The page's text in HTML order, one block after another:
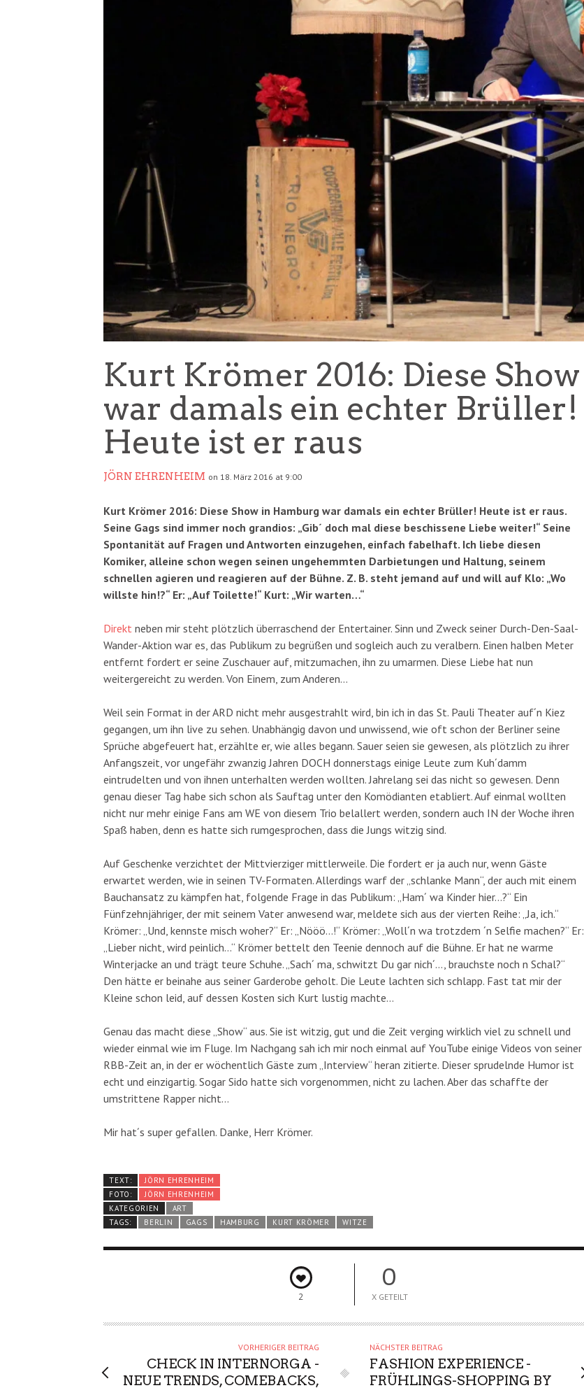
Kurt Krömer 2016: Diese Show
war damals ein echter Brüller!
Heute ist er raus
JÖRN EHRENHEIM on 18. März 2016 at 9:00
Kurt Krömer 2016: Diese Show in Hamburg war damals ein echter Brüller! Heute ist er raus.
Seine Gags sind immer noch grandios: „Gib´ doch mal diese beschissene Liebe weiter!“ Seine
Spontanität auf Fragen und Antworten einzugehen, einfach fabelhaft. Ich liebe diesen
Komiker, alleine schon wegen seinen ungehemmten Darbietungen und Haltung, seinem
schnellen agieren und reagieren auf der Bühne. Z. B. steht jemand auf und will auf Klo: „Wo
willste hin!?“ Er: „Auf Toilette!“ Kurt: „Wir warten…“
Direkt neben mir steht plötzlich überraschend der Entertainer. Sinn und Zweck seiner Durch-Den-Saal-
Wander-Aktion war es, das Publikum zu begrüßen und sogleich auch zu veralbern. Einen halben Meter
entfernt fordert er seine Zuschauer auf, mitzumachen, ihn zu umarmen. Diese Liebe hat nun
weitergereicht zu werden. Von Einem, zum Anderen…
Weil sein Format in der ARD nicht mehr ausgestrahlt wird, bin ich in das St. Pauli Theater auf´n Kiez
gegangen, um ihn live zu sehen. Unabhängig davon und unwissend, wie oft schon der Berliner seine
Sprüche abgefeuert hat, erzählte er, wie alles begann. Sauer seien sie gewesen, als plötzlich zu ihrer
Anfangszeit, vor ungefähr zwanzig Jahren DOCH donnerstags einige Leute zum Kuh´damm
eintrudelten und von ihnen unterhalten werden wollten. Jahrelang sei das nicht so gewesen. Denn
genau dieser Tag habe sich schon als Sauftag unter den Komödianten etabliert. Auf einmal wollten
nicht nur mehr einige Fans am WE von diesem Trio belallert werden, sondern auch IN der Woche ihren
Spaß haben, denn es hatte sich rumgesprochen, dass die Jungs witzig sind.
Auf Geschenke verzichtet der Mittvierziger mittlerweile. Die fordert er ja auch nur, wenn Gäste
erwartet werden, wie in seinen TV-Formaten. Allerdings warf der „schlanke Mann“, der auch mit einem
Bauchansatz zu kämpfen hat, folgende Frage in das Publikum: „Ham´ wa Kinder hier…?“ Ein
Fünfzehnjähriger, der mit seinem Vater anwesend war, meldete sich aus der vierten Reihe: „Ja, ich.“
Krömer: „Und, kennste misch woher?“ Er: „Nööö…!“ Krömer: „Woll´n wa trotzdem ´n Selfie machen?“ Er:
„Lieber nicht, wird peinlich…“ Krömer bettelt den Teenie dennoch auf die Bühne. Er hat ne warme
Winterjacke an und trägt teure Schuhe. „Sach´ ma, schwitzt Du gar nich´…, brauchste noch n Schal?“
Den hätte er beinahe aus seiner Garderobe geholt. Die Leute lachten sich schlapp. Fast tat mir der
Kleine schon leid, auf dessen Kosten sich Kurt lustig machte…
Genau das macht diese „Show“ aus. Sie ist witzig, gut und die Zeit verging wirklich viel zu schnell und
wieder einmal wie im Fluge. Im Nachgang sah ich mir noch einmal auf YouTube einige Videos von seiner
RBB-Zeit an, in der er wöchentlich Gäste zum „Interview“ heran zitierte. Dieser sprudelnde Humor ist
echt und einzigartig. Sogar Sido hatte sich vorgenommen, nicht zu lachen. Aber das schaffte der
umstrittene Rapper nicht…
Mir hat´s super gefallen. Danke, Herr Krömer.
TEXT:
JÖRN EHRENHEIM
FOTO:
JÖRN EHRENHEIM
KATEGORIEN
ART
TAGS:
BERLIN GAGS HAMBURG KURT KRÖMER WITZE
2
0
X GETEILT
VORHERIGER BEITRAG
CHECK IN INTERNORGA -
NEUE TRENDS, COMEBACKS,
NÄCHSTER BEITRAG
FASHION EXPERIENCE -
FRÜHLINGS-SHOPPING BY